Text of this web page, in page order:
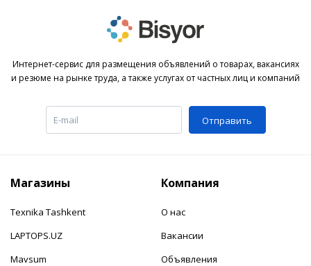
Интернет-сервис для размещения объявлений о товарах, вакансиях
и резюме на рынке труда, а также услугах от частных лиц и компаний
Отправить
Магазины
Texnika Tashkent
LAPTOPS.UZ
Mavsum
Компания
О нас
Вакансии
Объявления